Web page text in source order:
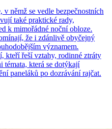
němž se vedle bezpečnostních
také praktické rady,
k mimořádné noční obloze.
že i zdánlivě obyčejný
významem.
kteří řeší vztahy, rodinné ztráty
témata, která se dotýkají
paneláků po dozrávání rajčat.